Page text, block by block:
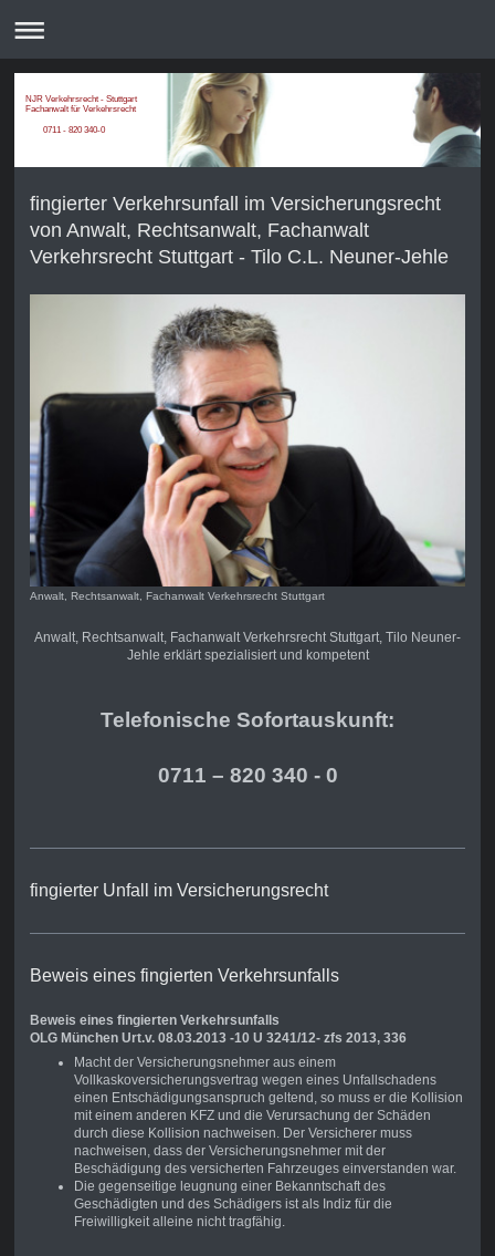
NJR Verkehrsrecht - Stuttgart
Fachanwalt für Verkehrsrecht
0711 - 820 340-0
fingierter Verkehrsunfall im Versicherungsrecht
von Anwalt, Rechtsanwalt, Fachanwalt
Verkehrsrecht Stuttgart - Tilo C.L. Neuner-Jehle
Anwalt, Rechtsanwalt, Fachanwalt Verkehrsrecht Stuttgart
Anwalt, Rechtsanwalt, Fachanwalt Verkehrsrecht Stuttgart, Tilo Neuner-
Jehle erklärt spezialisiert und kompetent
Telefonische Sofortauskunft:
0711 – 820 340 - 0
fingierter Unfall im Versicherungsrecht
Beweis eines fingierten Verkehrsunfalls
Beweis eines fingierten Verkehrsunfalls
OLG München Urt.v. 08.03.2013 -10 U 3241/12- zfs 2013, 336
Macht der Versicherungsnehmer aus einem
Vollkaskoversicherungsvertrag wegen eines Unfallschadens
einen Entschädigungsanspruch geltend, so muss er die Kollision
mit einem anderen KFZ und die Verursachung der Schäden
durch diese Kollision nachweisen. Der Versicherer muss
nachweisen, dass der Versicherungsnehmer mit der
Beschädigung des versicherten Fahrzeuges einverstanden war.
Die gegenseitige leugnung einer Bekanntschaft des
Geschädigten und des Schädigers ist als Indiz für die
Freiwilligkeit alleine nicht tragfähig.